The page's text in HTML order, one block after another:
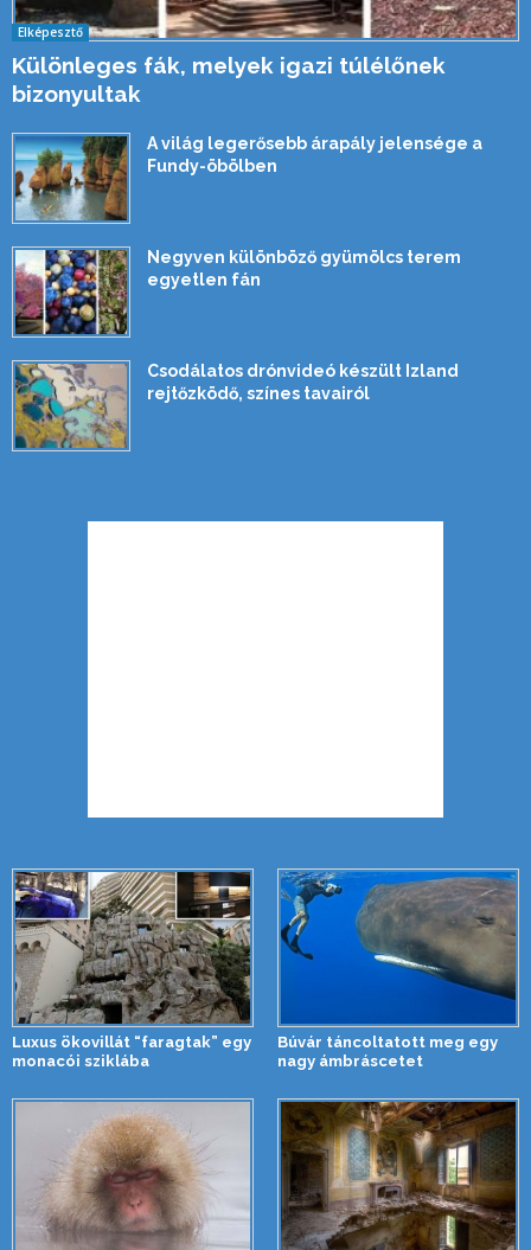
Elképesztő
Különleges fák, melyek igazi túlélőnek
bizonyultak
A világ legerősebb árapály jelensége a
Fundy-öbölben
Negyven különböző gyümölcs terem
egyetlen fán
Csodálatos drónvideó készült Izland
rejtőzködő, színes tavairól
Luxus ökovillát “faragtak” egy
monacói sziklába
Búvár táncoltatott meg egy
nagy ámbráscetet